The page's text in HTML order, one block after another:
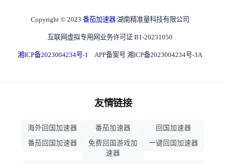
Copyright © 2023 番茄加速器 湖南精准量科技有限公司
互联网虚拟专用网业务许可证 B1-20231050
湘ICP备2023004234号-1 APP备案号 湘ICP备2023004234号-3A
友情链接
海外回国加速器 番茄加速器
回国加速器
番茄回国加速器
免费回国游戏加
速器
一键回国加速器